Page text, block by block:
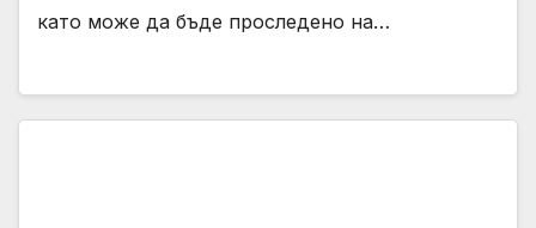
като може да бъде проследено на…